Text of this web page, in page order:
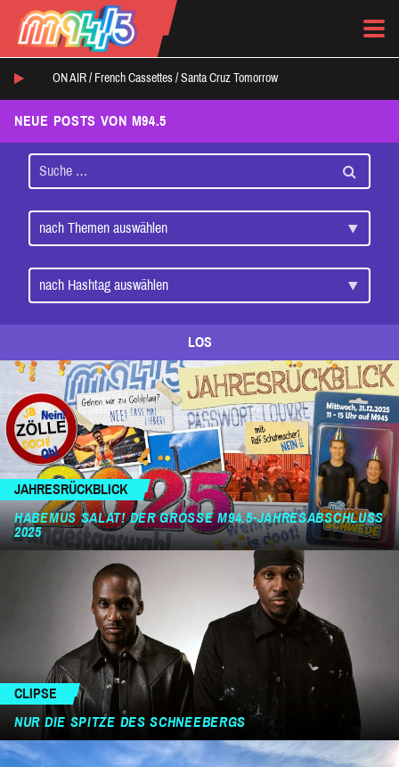
ON AIR / French Cassettes / Santa Cruz Tomorrow
NEUE POSTS VON M94.5
LOS
JAHRESRÜCKBLICK
HABEMUS SALAT! DER GROSSE M94.5-JAHRESABSCHLUSS 2
025
CLIPSE
NUR DIE SPITZE DES SCHNEEBERGS